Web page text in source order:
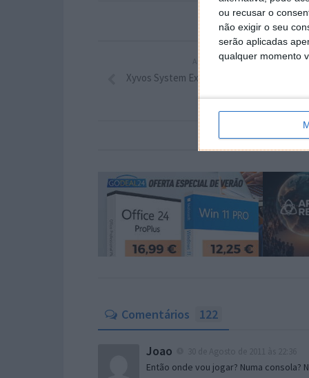
ou recusar o
não exigir o seu
serão aplicadas
qualquer momento
ARTIGO ANTERIOR
Xyvos System Explorer – O que se passa no
Comentários 122
Joao
Então onde vou jogar? Numa consola?